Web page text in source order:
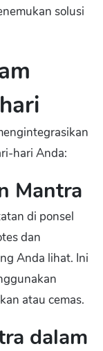
solusi
hari Anda:
Mantra
di ponsel
dan
Anda lihat. Ini
atau cemas.
dalam